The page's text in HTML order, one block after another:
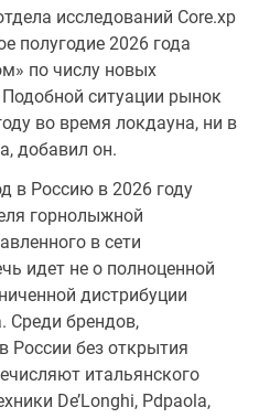
исследований Core.xp
полугодие 2026 года
по числу новых
ситуации рынок
во время локдауна, ни в
добавил он.
в Россию в 2026 году
горнолыжной
в сети
идет не о полноценной
дистрибуции
Среди брендов,
России без открытия
итальянского
De’Longhi, Pdpaola,